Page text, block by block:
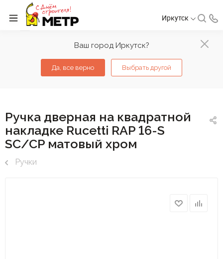
Ваш город Иркутск?
Да, все верно Выбрать другой
Иркутск
Ручка дверная на квадратной
накладке Rucetti RAP 16-S
SC/CP матовый хром
Ручки